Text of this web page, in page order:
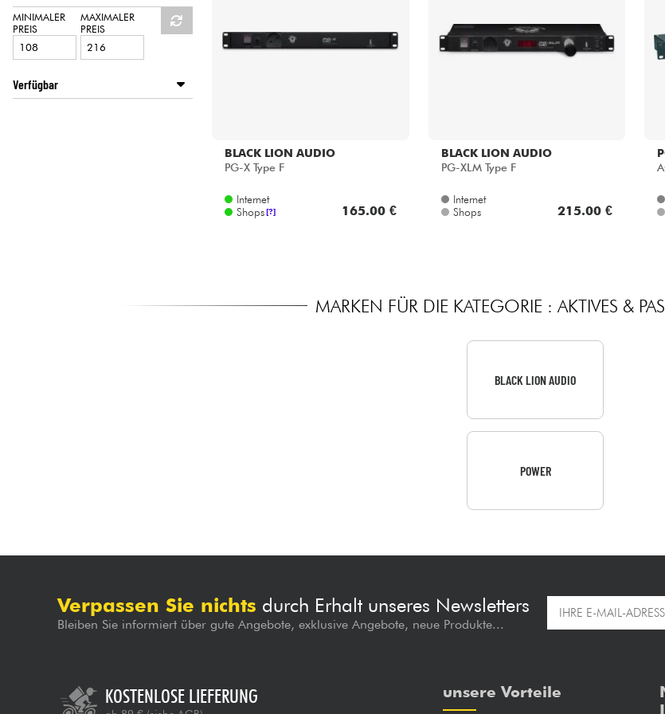
Sehen Sie sich unsere Marken an
MINIMALER
PREIS
MAXIMALER
PREIS
Verfügbar
BLACK LION AUDIO
PG-X Type F
Internet
Shops [?] 165.00 €
BLACK LION AUDIO
PG-XLM Type F
Internet
Shops
215.00 €
MARKEN FÜR DIE KATEGORIE : AKTIVES &
BLACK LION AUDIO
POWER
Verpassen Sie nichts durch Erhalt unseres Newsletters
Bleiben Sie informiert über gute Angebote, exklusive Angebote, neue Produkte...
KOSTENLOSE LIEFERUNG unsere Vorteile